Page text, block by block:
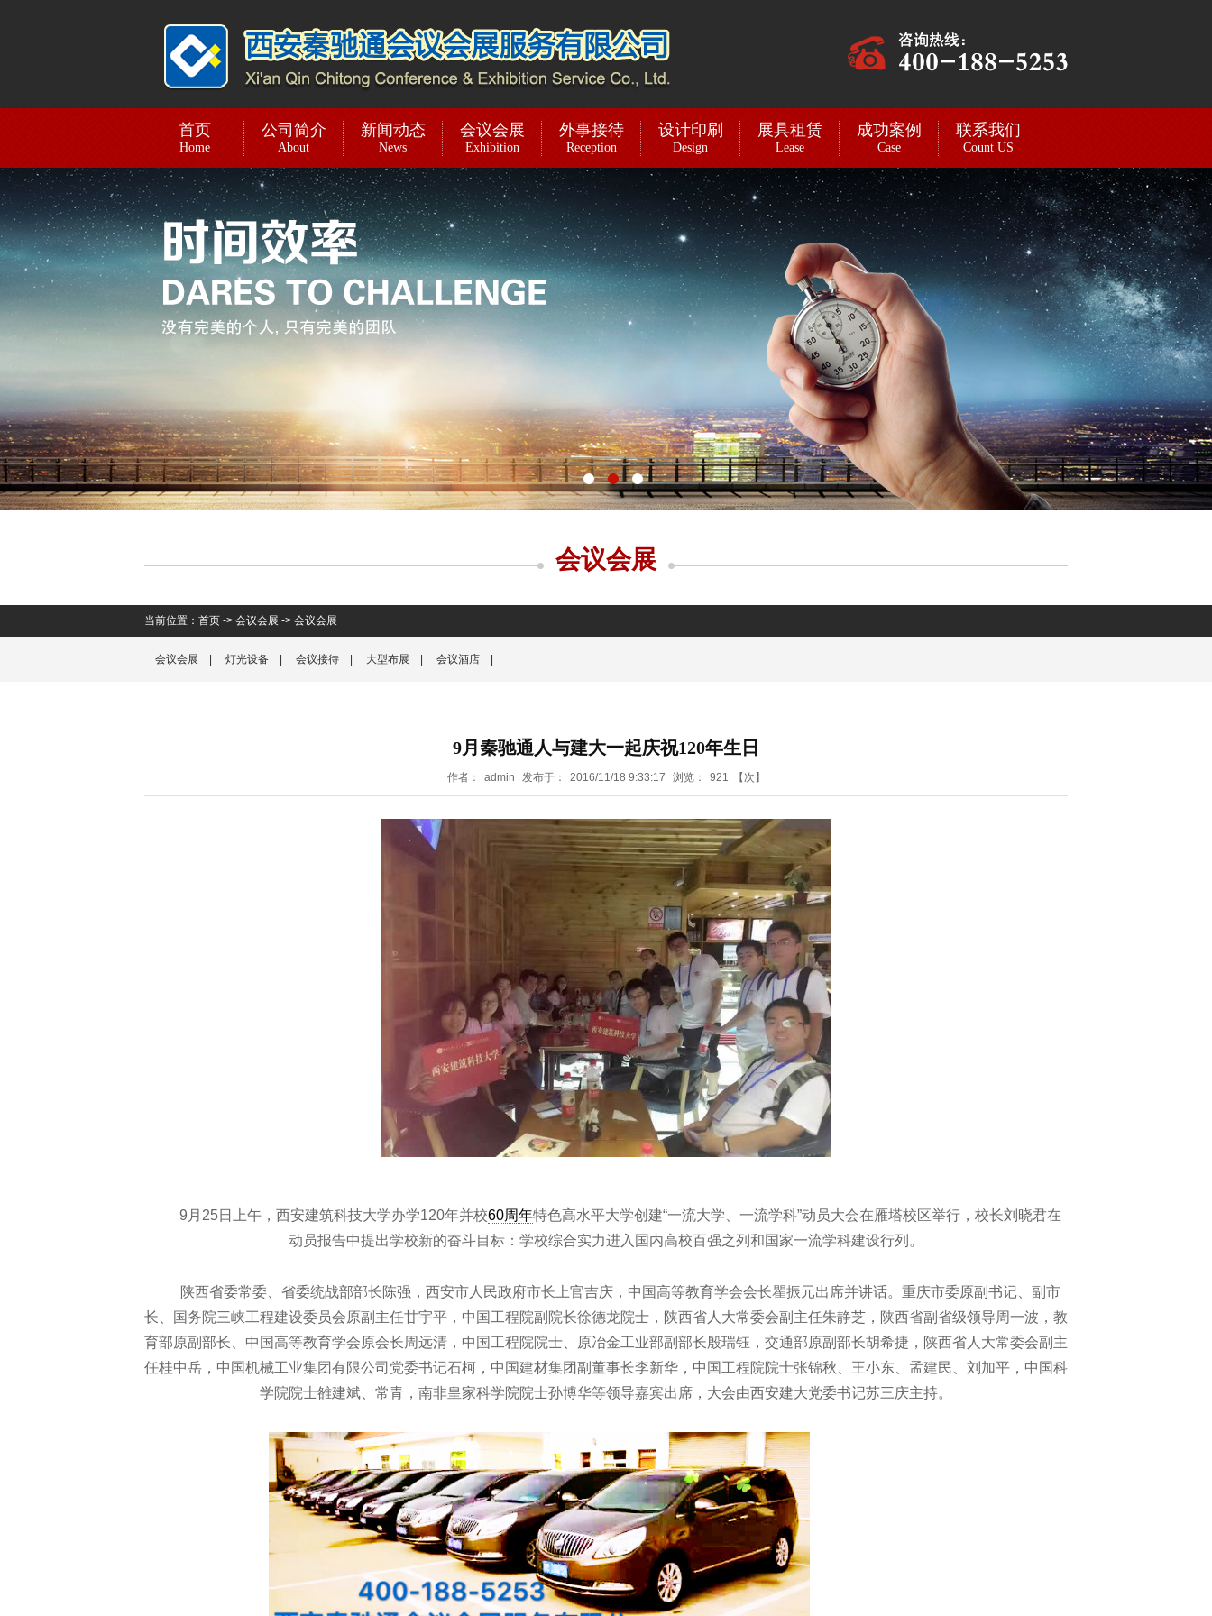
首页
Home
公司简介
About
新闻动态
News
会议会展
Exhibition
外事接待
Reception
设计印刷
Design
展具租赁
Lease
成功案例
Case
联系我们
Count US
会议会展
当前位置： 首页 -> 会议会展 -> 会议会展
会议会展 灯光设备 会议接待 大型布展 会议酒店
9月秦驰通人与建大一起庆祝120年生日
作者： admin 发布于： 2016/11/18 9:33:17 浏览： 921 【次】
9月25日上午，西安建筑科技大学办学120年并校60周年特色高水平大学创建“一流大学、一流学科”动员大会在雁塔校区举行，校长刘晓君在
动员报告中提出学校新的奋斗目标：学校综合实力进入国内高校百强之列和国家一流学科建设行列。
陕西省委常委、省委统战部部长陈强，西安市人民政府市长上官吉庆，中国高等教育学会会长瞿振元出席并讲话。重庆市委原副书记、副市
长、国务院三峡工程建设委员会原副主任甘宇平，中国工程院副院长徐德龙院士，陕西省人大常委会副主任朱静芝，陕西省副省级领导周一波，教
育部原副部长、中国高等教育学会原会长周远清，中国工程院院士、原冶金工业部副部长殷瑞钰，交通部原副部长胡希捷，陕西省人大常委会副主
任桂中岳，中国机械工业集团有限公司党委书记石柯，中国建材集团副董事长李新华，中国工程院院士张锦秋、王小东、孟建民、刘加平，中国科
学院院士雒建斌、常青，南非皇家科学院院士孙博华等领导嘉宾出席，大会由西安建大党委书记苏三庆主持。